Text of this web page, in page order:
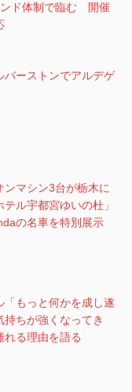
ンド体制で臨む 開催
ーストンでアルデゲ
ンマシン3台が栃木に
ル宇都宮ゆいの杜」
の名車を特別展示
「もっと何かを成し遂
持ちが強くなってき
れる理由を語る